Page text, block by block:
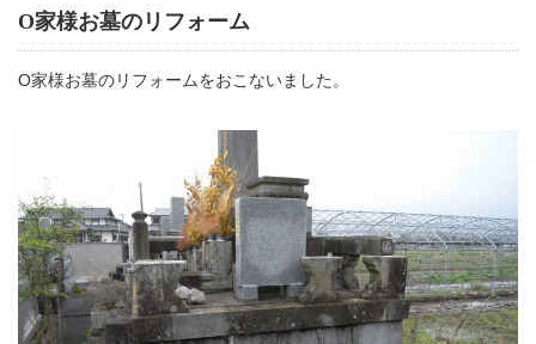
O家様お墓のリフォーム
O家様お墓のリフォームをおこないました。